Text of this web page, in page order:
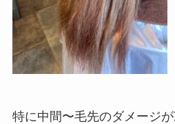
特に中間〜毛先のダメージ